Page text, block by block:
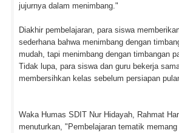
jujurnya dalam menimbang."
Diakhir pembelajaran, para siswa
sederhana bahwa menimbang dengan
mudah, tapi menimbang dengan timbangan
Tidak lupa, para siswa dan guru bekerja
membersihkan kelas sebelum persiapan
Waka Humas SDIT Nur Hidayah, Rahmat
menuturkan, "Pembelajaran tematik